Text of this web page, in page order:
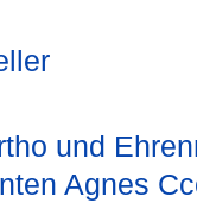
und
Agnes